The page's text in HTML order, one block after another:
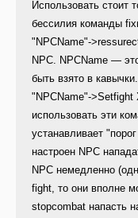
Использовать стоит
бессилия команды
"NPCName"-
NPC. NPCName —
быть взято в кавычки.
"NPCName"-
использовать эти
устанавливает
настроен NPC
NPC немедленно
fight, то они вполне
stopcombat напасть